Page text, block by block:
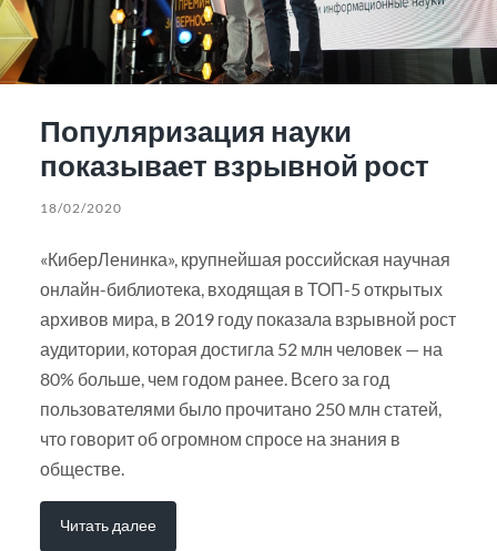
Популяризация науки
показывает взрывной рост
18/02/2020
«КиберЛенинка», крупнейшая российская научная
онлайн-библиотека, входящая в ТОП-5 открытых
архивов мира, в 2019 году показала взрывной рост
аудитории, которая достигла 52 млн человек — на
80% больше, чем годом ранее. Всего за год
пользователями было прочитано 250 млн статей,
что говорит об огромном спросе на знания в
обществе.
Читать далее